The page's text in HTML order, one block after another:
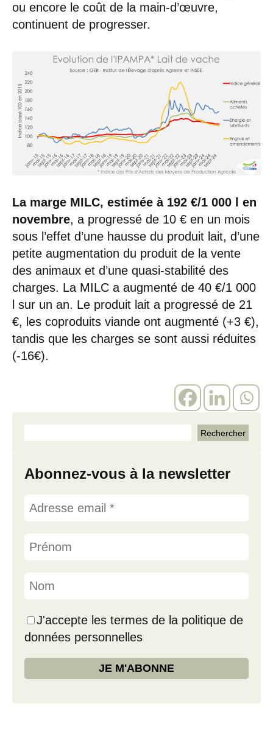
ou encore le coût de la main-d’œuvre,
continuent de progresser.
La marge MILC, estimée à 192 €/1 000 l en
novembre, a progressé de 10 € en un mois
sous l’effet d’une hausse du produit lait, d’une
petite augmentation du produit de la vente
des animaux et d’une quasi-stabilité des
charges. La MILC a augmenté de 40 €/1 000
l sur un an. Le produit lait a progressé de 21
€, les coproduits viande ont augmenté (+3 €),
tandis que les charges se sont aussi réduites
(-16€).
Abonnez-vous à la newsletter
J'accepte les termes de la politique de
données personnelles